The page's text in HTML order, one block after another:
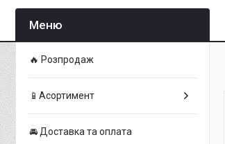
🔥 Розпродаж
📱Асортимент
🚘 Доставка та оплата